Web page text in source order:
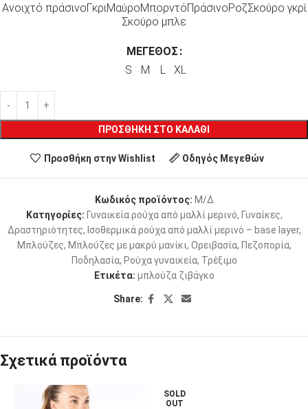
Ανοιχτό πράσινοΓκριΜαύροΜπορντόΠράσινοΡοζΣκούρο γκρί
Σκούρο μπλε
ΜΈΓΕΘΟΣ
S
M L XL
ΠΡΟΣΘΉΚΗ ΣΤΟ ΚΑΛΆΘΙ
Προσθήκη στην Wishlist Οδηγός Μεγεθών
Κωδικός προϊόντος: Μ/Δ
Κατηγορίες: Γυναικεία ρούχα από μαλλί μερινό, Γυναίκες,
Δραστηριότητες, Ισοθερμικά ρούχα από μαλλί μερινό – base layer,
Μπλούζες, Μπλούζες με μακρύ μανίκι, Ορειβασία, Πεζοπορία,
Ποδηλασία, Ρούχα γυναικεία, Τρέξιμο
Ετικέτα: μπλούζα ζιβάγκο
Share:
Σχετικά προϊόντα
SOLD
OUT